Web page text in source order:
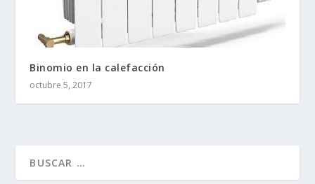
Binomio en la calefacción
octubre 5, 2017